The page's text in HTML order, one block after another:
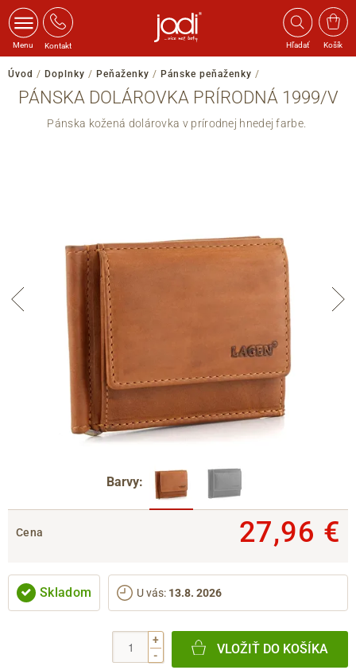
Menu Kontakt Hľadať Košík
Úvod / Doplnky / Peňaženky / Pánske peňaženky /
PÁNSKA DOLÁROVKA PRÍRODNÁ 1999/V
Pánska kožená dolárovka v prírodnej hnedej farbe.
Barvy:
Cena 27,96 €
Skladom U vás: 13.8. 2026
+
-
VLOŽIŤ DO KOŠÍKA